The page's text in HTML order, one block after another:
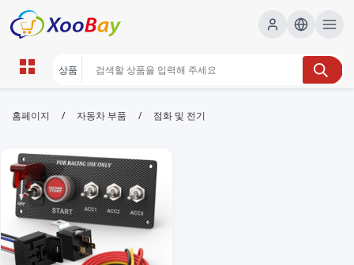
점화 및 전기 | XOOBAY B2B/B2C
점화,전기,가이드, wholesale 점화 및 전기, XOOBAY
점화 및 전기 시스템에 대한 SEO 최적화 설명으로 구글 노출을 강화합니
다. 전문가를 위한 가이드형 콘텐츠.
홈페이지 / 자동차 부품 / 점화 및 전기